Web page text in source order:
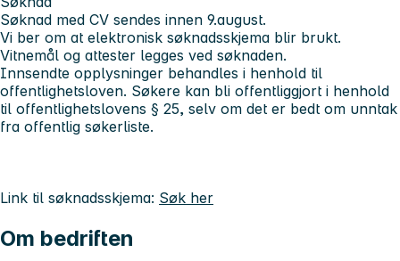
Søknad med CV sendes innen 9.august.
Vi ber om at elektronisk søknadsskjema blir brukt.
Vitnemål og attester legges ved søknaden.
Innsendte opplysninger behandles i henhold til
offentlighetsloven. Søkere kan bli offentliggjort i henhold
til offentlighetslovens § 25, selv om det er bedt om unntak
fra offentlig søkerliste.
Link til søknadsskjema: Søk her
Om bedriften